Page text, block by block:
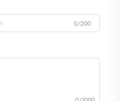
0/200